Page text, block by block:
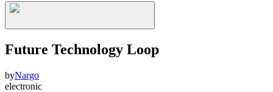
Future Technology Loop
byNargo
electronic